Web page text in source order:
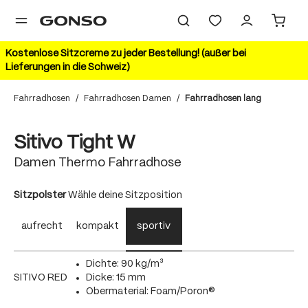
springen
Kostenlose Sitzcreme zu jeder Bestellung! (außer bei
Lieferungen in die Schweiz)
Fahrradhosen / Fahrradhosen Damen / Fahrradhosen lang
Sitivo Tight W
Damen Thermo Fahrradhose
Sitzpolsterauswählen
Wähle deine Sitzposition
aufrecht kompakt sportiv
SITIVO RED
Dichte: 90 kg/m³
Dicke: 15 mm
Obermaterial: Foam/Poron®